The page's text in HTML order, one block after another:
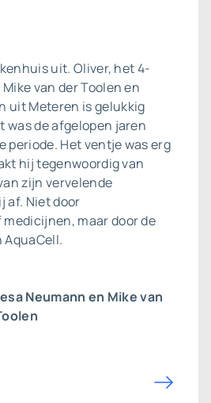
uit. Oliver, het 4-
van der Toolen en
uit Meteren is gelukkig
was de afgelopen jaren
periode. Het ventje was erg
hij tegenwoordig van
zijn vervelende
af. Niet door
maar door de
Neumann en Mike van